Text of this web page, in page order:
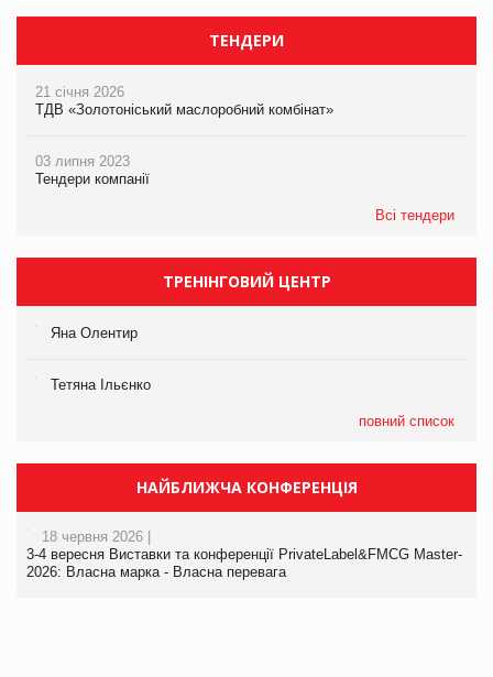
ТЕНДЕРИ
21 січня 2026
ТДВ «Золотоніський маслоробний комбінат»
03 липня 2023
Тендери компанії
Всі тендери
ТРЕНІНГОВИЙ ЦЕНТР
Яна Олентир
Тетяна Ільєнко
повний список
НАЙБЛИЖЧА КОНФЕРЕНЦІЯ
18 червня 2026 |
3-4 вересня Виставки та конференції PrivateLabel&FMCG Master-
2026: Власна марка - Власна перевага